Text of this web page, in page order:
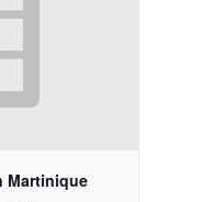
Martinique